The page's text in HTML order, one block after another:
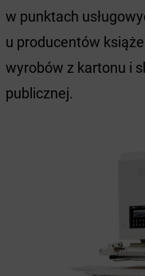
w punktach
u producentów
wyrobów z kartonu i
publicznej.